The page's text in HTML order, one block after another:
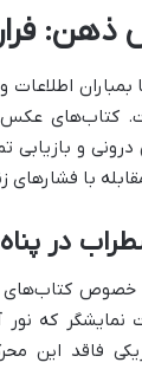
ذهن:
بمباران
عکس
درونی و
با
در
خصوص
نمایشگر که
فاقد این